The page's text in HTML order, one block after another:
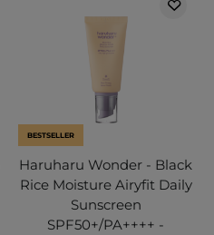
BESTSELLER
Haruharu Wonder - Black
Rice Moisture Airyfit Daily
Sunscreen
SPF50+/PA++++ -